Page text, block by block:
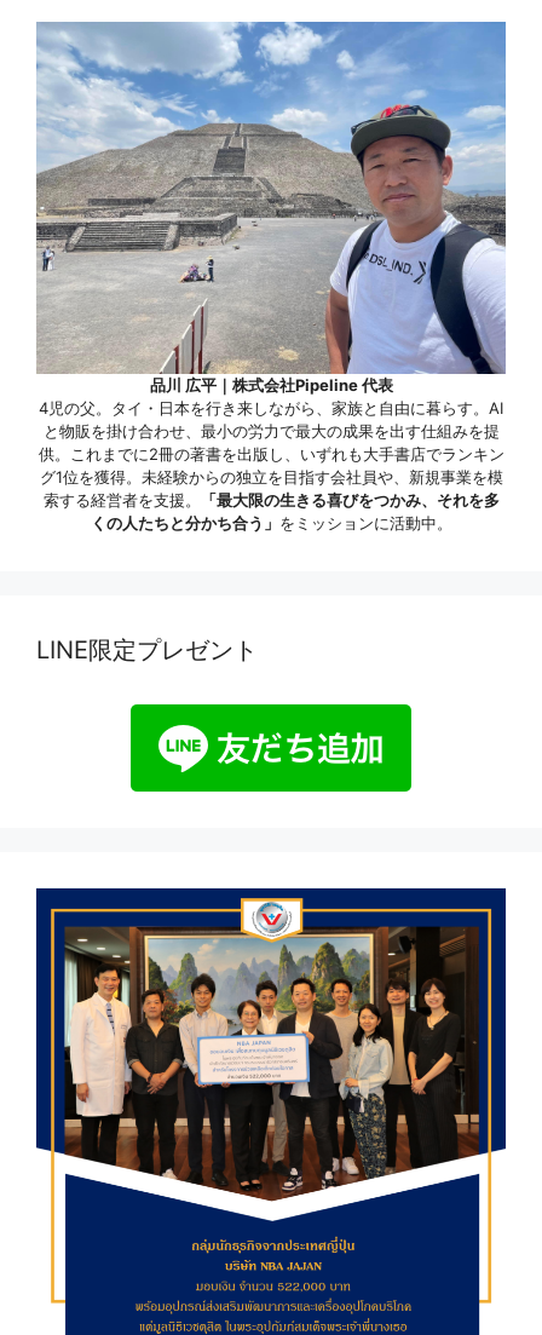
品川 広平｜株式会社Pipeline 代表
4児の父。タイ・日本を行き来しながら、家族と自由に暮らす。AI
と物販を掛け合わせ、最小の労力で最大の成果を出す仕組みを提
供。これまでに2冊の著書を出版し、いずれも大手書店でランキン
グ1位を獲得。未経験からの独立を目指す会社員や、新規事業を模
索する経営者を支援。
「最大限の生きる喜びをつかみ、それを多
くの人たちと分かち合う」 をミッションに活動中。
LINE限定プレゼント